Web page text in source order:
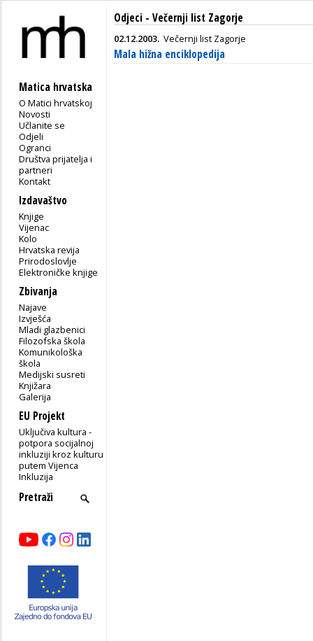
Matica hrvatska
O Matici hrvatskoj
Novosti
Učlanite se
Odjeli
Ogranci
Društva prijatelja i
partneri
Kontakt
Izdavaštvo
Knjige
Vijenac
Kolo
Hrvatska revija
Prirodoslovlje
Elektroničke knjige
Zbivanja
Najave
Izvješća
Mladi glazbenici
Filozofska škola
Komunikološka
škola
Medijski susreti
Knjižara
Galerija
EU Projekt
Uključiva kultura -
potpora socijalnoj
inkluziji kroz kulturu
putem Vijenca
Inkluzija
Odjeci - Večernji list Zagorje
02.12.2003. Večernji list Zagorje
Mala hižna enciklopedija